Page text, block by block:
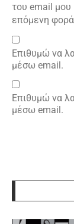
του email μου
επόμενη
Επιθυμώ να
μέσω email.
Επιθυμώ να
μέσω email.